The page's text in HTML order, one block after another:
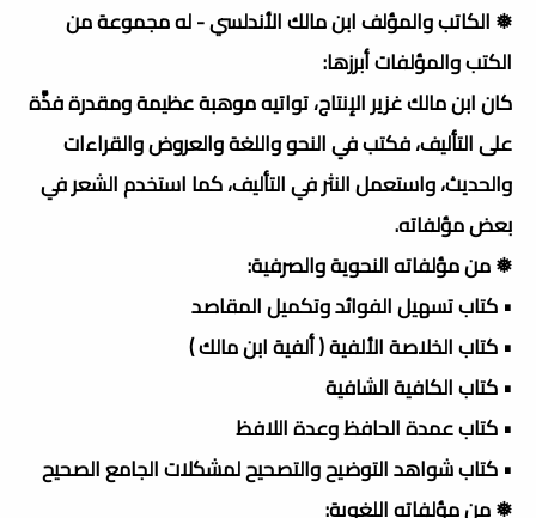
❅ الكاتب والمؤلف ابن مالك الأندلسي - له مجموعة من
الكتب والمؤلفات أبرزها:
كان ابن مالك غزير الإنتاج، تواتيه موهبة عظيمة ومقدرة فذَّة
على التأليف، فكتب في النحو واللغة والعروض والقراءات
والحديث، واستعمل النثر في التأليف، كما استخدم الشعر في
بعض مؤلفاته.
❅ من مؤلفاته النحوية والصرفية:
• كتاب تسهيل الفوائد وتكميل المقاصد
• كتاب الخلاصة الألفية ( ألفية ابن مالك )
• كتاب الكافية الشافية
• كتاب عمدة الحافظ وعدة اللافظ
• كتاب شواهد التوضيح والتصحيح لمشكلات الجامع الصحيح
❅ من مؤلفاته اللغوية: